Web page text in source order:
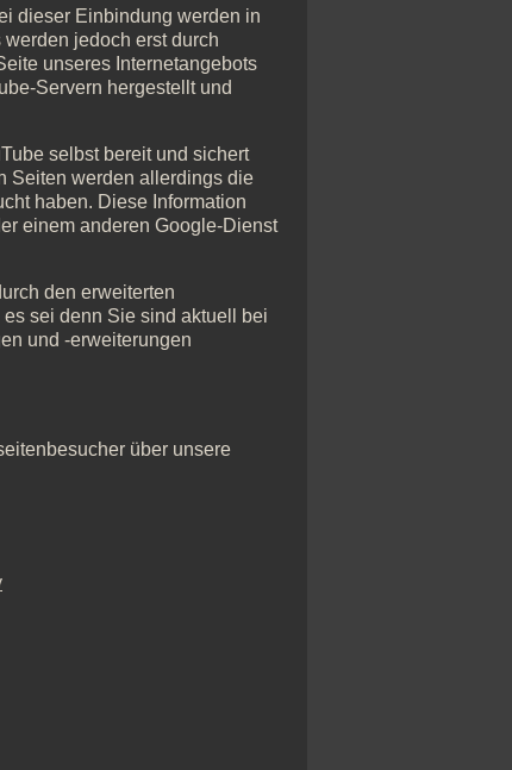
dieser Einbindung werden in
jedoch erst durch
unseres Internetangebots
Servern hergestellt und
selbst bereit und sichert
Seiten werden allerdings die
haben. Diese Information
einem anderen Google-Dienst
den erweiterten
sei denn Sie sind aktuell bei
und -erweiterungen
über unsere